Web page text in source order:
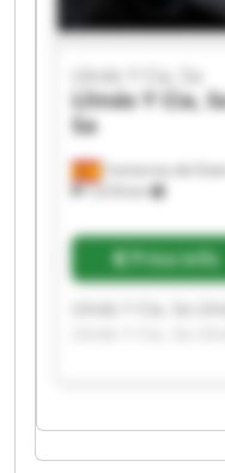
Camarma de
7,618 km
Llinás Y Cia, Sa
Llinás Y Cia,
Sa
Price info
Llinás Y Cia, Sa
Llinás Y Cia, Sa
Llinás Y Cia, Sa